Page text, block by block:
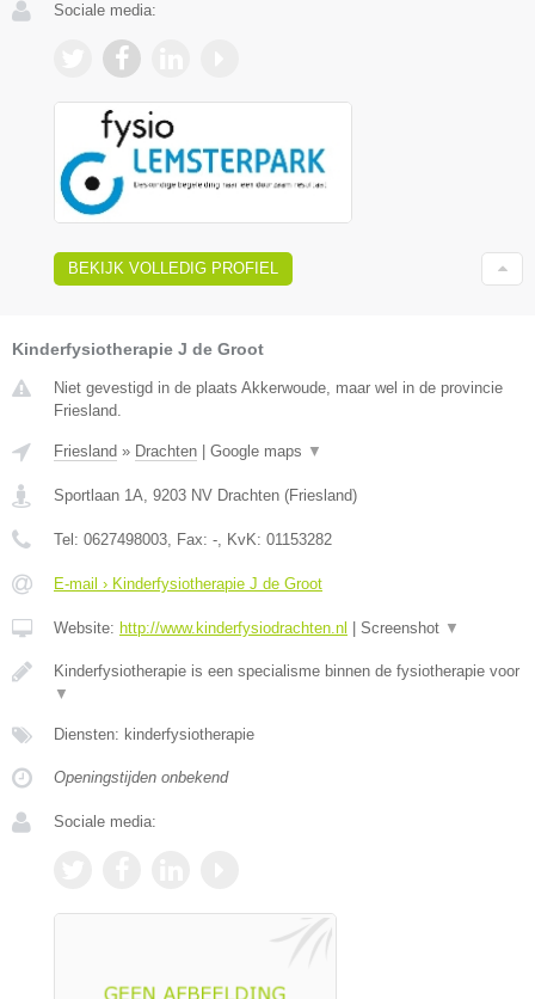
Sociale media:
BEKIJK VOLLEDIG PROFIEL
Kinderfysiotherapie J de Groot
Niet gevestigd in de plaats Akkerwoude, maar wel in de provincie
Friesland.
Friesland » Drachten Google maps ▼
Sportlaan 1A, 9203 NV Drachten (Friesland)
Tel: 0627498003, Fax: -, KvK: 01153282
E-mail › Kinderfysiotherapie J de Groot
Website: http://www.kinderfysiodrachten.nl Screenshot ▼
Kinderfysiotherapie is een specialisme binnen de fysiotherapie voor
▼
Diensten: kinderfysiotherapie
Openingstijden onbekend
Sociale media: